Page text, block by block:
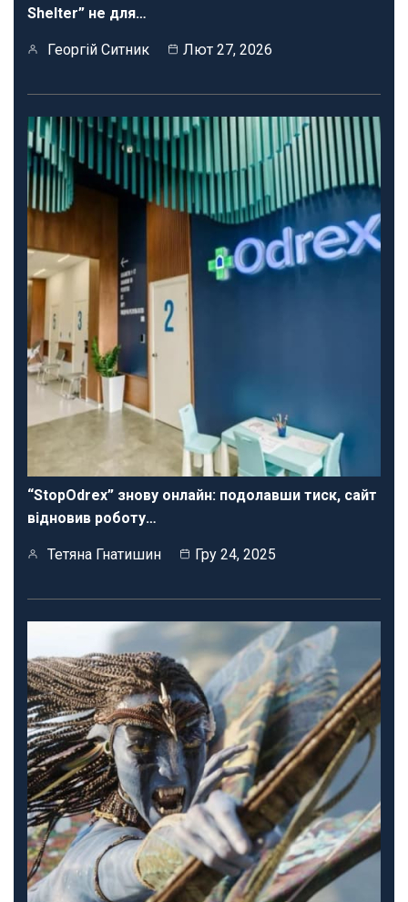
Shelter” не для…
Георгій Ситник Лют 27, 2026
“StopOdrex” знову онлайн: подолавши тиск, сайт
відновив роботу…
Тетяна Гнатишин Гру 24, 2025